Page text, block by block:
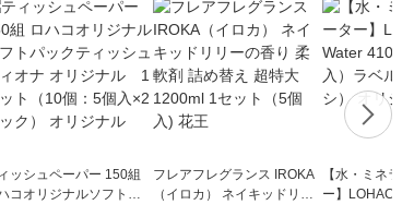
ッシュペーパー 150組
コオリジナルソフトパ
フレアフレグランス IROKA
（イロカ） ネイキッドリリ
【水・ミネラ
ー】LOHACO